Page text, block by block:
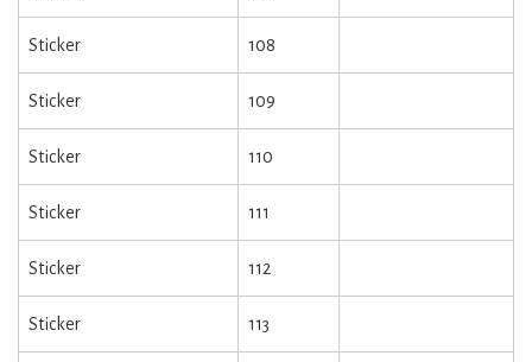
Sticker 108
Sticker 109
Sticker 110
Sticker 111
Sticker 112
Sticker 113